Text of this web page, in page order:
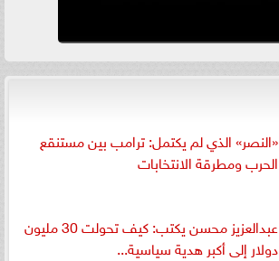
«النصر» الذي لم يكتمل: ترامب بين مستنقع
الحرب ومطرقة الانتخابات
عبدالعزيز محسن يكتب: كيف تحولت 30 مليون
دولار إلى أكبر هدية سياسية...